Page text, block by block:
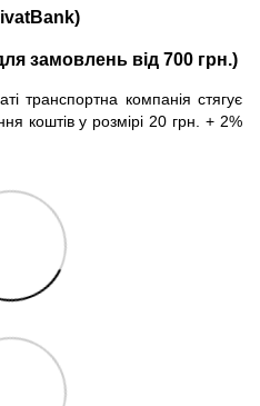
замовлень від 700 грн.)
транспортна компанія стягує
коштів у розмірі 20 грн. + 2%